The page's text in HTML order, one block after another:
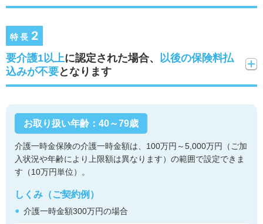
特長 2
要介護1以上に認定された場合、 以後の保険料払
込みが不要となります
お取り扱い年齢：40～79歳
介護一時金保険の介護一時金額は、100万円～5,000万円（ご加
入状況や年齢により上限額は異なります）の範囲で設定できま
す（10万円単位）。
しくみ（ご契約例）
介護一時金額300万円の場合